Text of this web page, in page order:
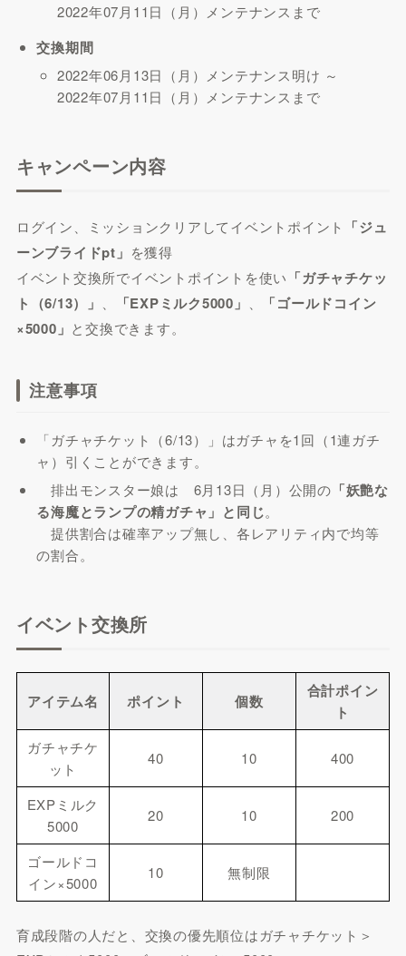
2022年07月11日（月）メンテナンスまで
交換期間
2022年06月13日（月）メンテナンス明け ～
2022年07月11日（月）メンテナンスまで
キャンペーン内容
ログイン、ミッションクリアしてイベントポイント
「ジュ
ーンブライドpt」 を獲得
イベント交換所でイベントポイントを使い 「ガチャチケッ
ト（6/13）」 、 「EXPミルク5000」 、
「ゴールドコイン
×5000」 と交換できます。
注意事項
「ガチャチケット（6/13）」はガチャを1回（1連ガチ
ャ）引くことができます。
排出モンスター娘は 6月13日（月）公開の 「妖艶な
る海魔とランプの精ガチャ」と同じ。
提供割合は確率アップ無し 、各レアリティ内で均等
の割合。
イベント交換所
アイテム名 ポイント 個数
合計ポイン
ト
ガチャチケ
ット
40 10 400
EXPミルク
5000
20 10 200
ゴールドコ
イン×5000
10 無制限
育成段階の人だと、交換の優先順位はガチャチケット＞